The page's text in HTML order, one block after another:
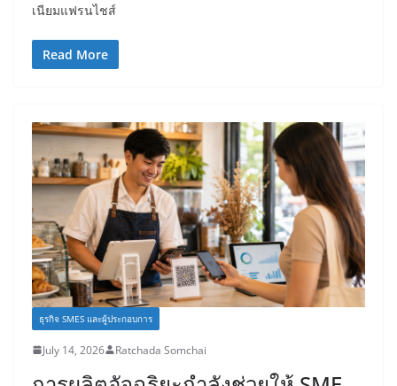
เนียมแฟรนไชส์
Read More
ธุรกิจ SMES และผู้ประกอบการ
July 14, 2026 Ratchada Somchai